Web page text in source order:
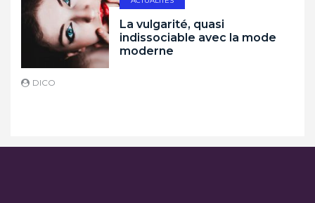
La vulgarité, quasi
indissociable avec la mode
moderne
DICO